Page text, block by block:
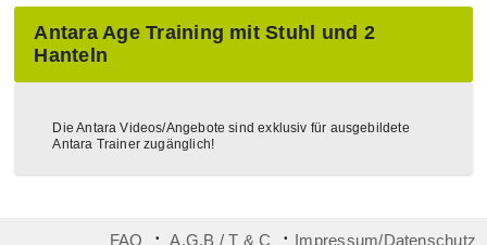
Antara Age Training mit Stuhl und 2
Hanteln
Die Antara Videos/Angebote sind exklusiv für ausgebildete
Antara Trainer zugänglich!
FAQ ᛫ A.G.B / T & C ᛫ Impressum/Datenschutz